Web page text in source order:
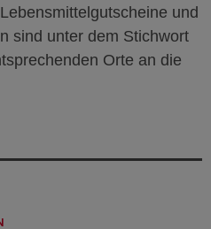
und
sind unter dem Stichwort
Orte an die